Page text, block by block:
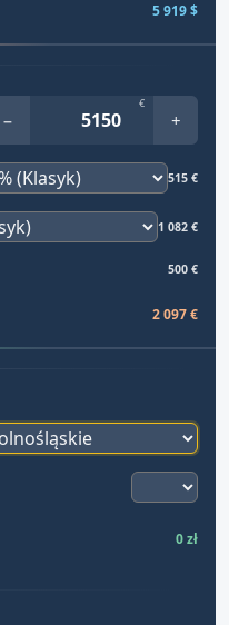
5 919 $
−
€
+
515 €
1 082 €
500 €
2 097 €
0 zł